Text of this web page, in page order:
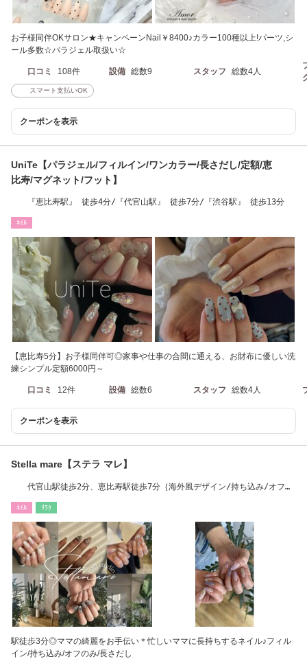
お子様同伴OKサロン★キャンペーンNail￥8400♪カラー100種以上!パーツ,シ
ール多数☆パラジェル取扱い☆
口コミ 108件 設備 総数9 スタッフ 総数4人
スマート支払いOK
クーポンを表示
UniTe【パラジェル/フィルイン/ワンカラー/長さだし/定額/恵
比寿/マグネット/フット】
『恵比寿駅』 徒歩4分/『代官山駅』 徒歩7分/『渋谷駅』 徒歩13分
ﾈｲﾙ
【恵比寿5分】お子様同伴可◎家事や仕事の合間に通える、お財布に優しい洗
練シンプル定額6000円～
口コミ 12件 設備 総数6 スタッフ 総数4人
クーポンを表示
Stella mare【ステラ マレ】
代官山駅徒歩2分、恵比寿駅徒歩7分｛海外風デザイン/持ち込み/オフの
ﾈｲﾙ ﾘﾗｸ
駅徒歩3分◎ママの綺麗をお手伝い＊忙しいママに長持ちするネイル♪フィル
イン/持ち込み/オフのみ/長さだし